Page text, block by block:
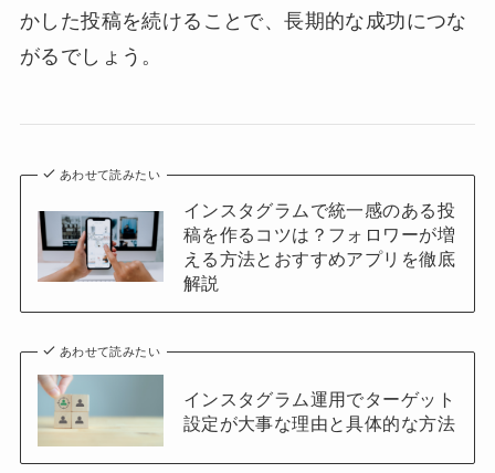
かした投稿を続けることで、長期的な成功につな
がるでしょう。
あわせて読みたい
インスタグラムで統一感のある投
稿を作るコツは？フォロワーが増
える方法とおすすめアプリを徹底
解説
あわせて読みたい
インスタグラム運用でターゲット
設定が大事な理由と具体的な方法